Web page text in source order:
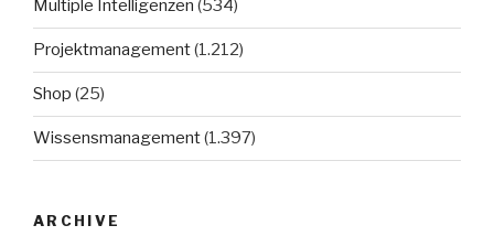
Multiple Intelligenzen (534)
Projektmanagement(1.212)
Shop (25)
Wissensmanagement(1.397)
ARCHIVE